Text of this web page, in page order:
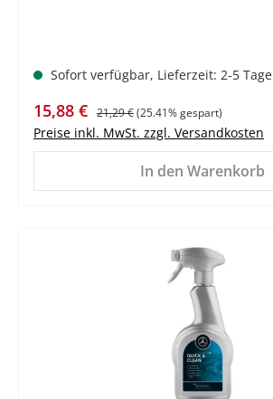
Sofort verfügbar, Lieferzeit: 2-5 Tage
Verkaufspreis:
15,88 € Regulärer Preis:
21,29 €(25.41% gespart)
Preise inkl. MwSt. zzgl. Versandkosten
In den Warenkorb